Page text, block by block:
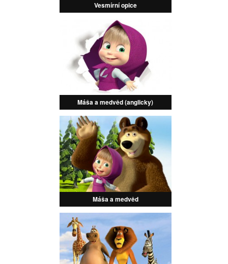
Vesmírní opice
Máša a medvěd (anglicky)
Máša a medvěd